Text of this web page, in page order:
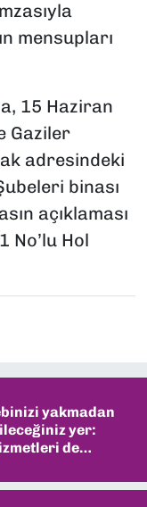
mensupları
15 Haziran
Gaziler
adresindeki
binası
açıklaması
No’lu Hol
yakmadan
yer:
de